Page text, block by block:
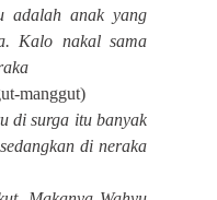
adalah anak yang
Kalo nakal sama
manggut)
di surga itu banyak
di neraka